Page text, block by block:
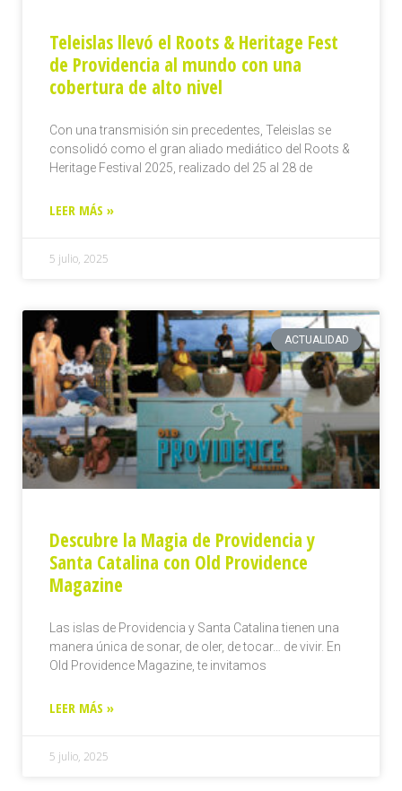
Teleislas llevó el Roots & Heritage Fest
de Providencia al mundo con una
cobertura de alto nivel
Con una transmisión sin precedentes, Teleislas se
consolidó como el gran aliado mediático del Roots &
Heritage Festival 2025, realizado del 25 al 28 de
LEER MÁS »
5 julio, 2025
ACTUALIDAD
Descubre la Magia de Providencia y
Santa Catalina con Old Providence
Magazine
Las islas de Providencia y Santa Catalina tienen una
manera única de sonar, de oler, de tocar… de vivir. En
Old Providence Magazine, te invitamos
LEER MÁS »
5 julio, 2025